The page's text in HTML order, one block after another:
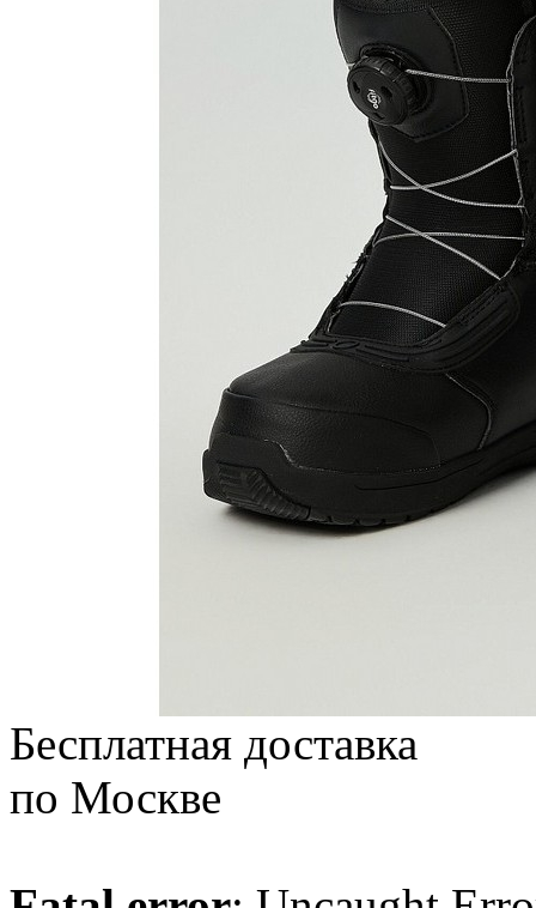
Бесплатная доставка
по Москве